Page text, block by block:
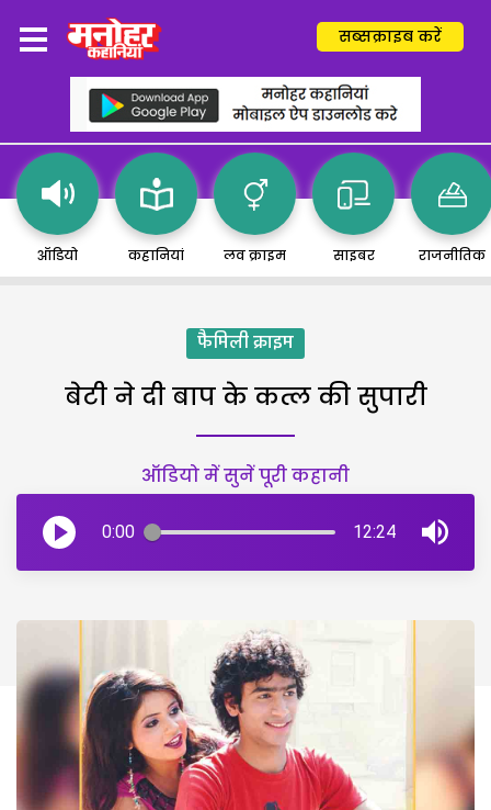
सब्सक्राइब करें
ऑडियो कहानियां लव क्राइम साइबर राजनीतिक
फैमिली क्राइम
बेटी ने दी बाप के कत्ल की सुपारी
ऑडियो में सुनें पूरी कहानी
0:00 12:24